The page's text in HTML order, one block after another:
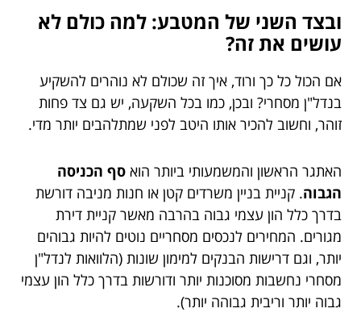
ובצד השני של המטבע: למה כולם לא
עושים את זה?
אם הכול כל כך ורוד, איך זה שכולם לא נוהרים להשקיע
בנדל"ן מסחרי? ובכן, כמו בכל השקעה, יש גם צד פחות
זוהר, וחשוב להכיר אותו היטב לפני שמתלהבים יותר מדי.
האתגר הראשון והמשמעותי ביותר הוא סף הכניסה
הגבוה. קניית בניין משרדים קטן או חנות מניבה דורשת
בדרך כלל הון עצמי גבוה בהרבה מאשר קניית דירת
מגורים. המחירים לנכסים מסחריים נוטים להיות גבוהים
יותר, וגם דרישות הבנקים למימון שונות (הלוואות לנדל"ן
מסחרי נחשבות מסוכנות יותר ודורשות בדרך כלל הון עצמי
גבוה יותר וריבית גבוהה יותר).